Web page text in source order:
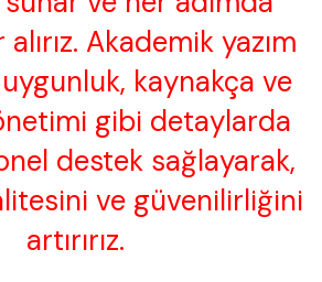
Akademik yazım
kaynakça ve
gibi detaylarda
destek sağlayarak,
ve güvenilirliğini
artırırız.